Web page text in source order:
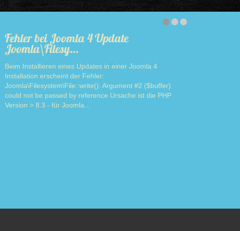
Fehler bei Joomla 4 Update
Joomla\Filesy…
Beim Installieren eines Updates in einer Joomla 4
Installation erscheint der Fehler:
Joomla\Filesystem\File::write(): Argument #2 ($buffer)
could not be passed by reference Ursache ist die PHP
Version > 8.3 - für Joomla...